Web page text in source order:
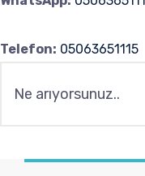
Telefon: 05063651115